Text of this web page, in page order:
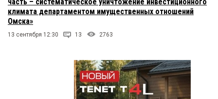
климата департаментом имущественных отношений
Омска»
13 сентября 12:30 13 2763